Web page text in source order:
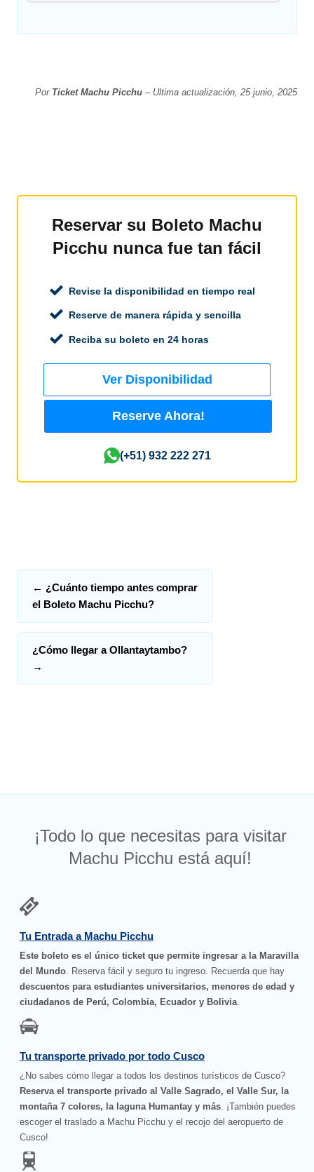
Por Ticket Machu Picchu– Ultima actualización, 25 junio, 2025
Reservar su Boleto Machu
Picchu nunca fue tan fácil
Revise la disponibilidad en tiempo real
Reserve de manera rápida y sencilla
Reciba su boleto en 24 horas
Ver Disponibilidad
Reserve Ahora!
(+51) 932 222 271
← ¿Cuánto tiempo antes comprar
el Boleto Machu Picchu?
¿Cómo llegar a Ollantaytambo?
→
¡Todo lo que necesitas para visitar
Machu Picchu está aquí!
Tu Entrada a Machu Picchu
Este boleto es el único ticket que permite ingresar a la Maravilla
del Mundo. Reserva fácil y seguro tu ingreso. Recuerda que hay
descuentos para estudiantes universitarios, menores de edad y
ciudadanos de Perú, Colombia, Ecuador y Bolivia.
Tu transporte privado por todo Cusco
¿No sabes cómo llegar a todos los destinos turísticos de Cusco?
Reserva el transporte privado al Valle Sagrado, el Valle Sur, la
montaña 7 colores, la laguna Humantay y más. ¡También puedes
escoger el traslado a Machu Picchu y el recojo del aeropuerto de
Cusco!